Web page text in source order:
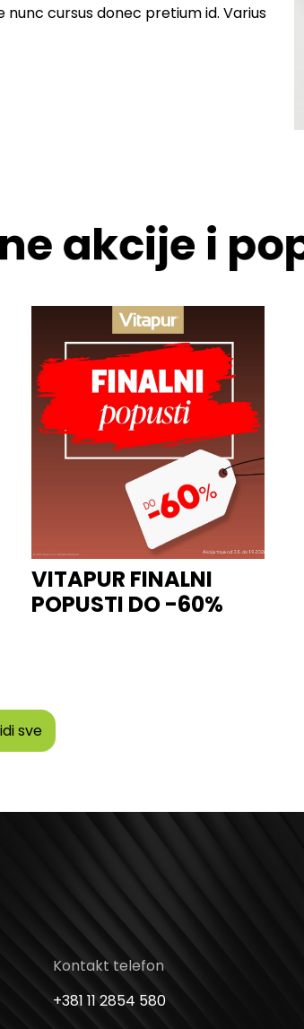
cursus donec pretium id. Varius
akcije i
VITAPUR FINALNI
POPUSTI DO -60%
sve
Kontakt telefon
+381 11 2854 580